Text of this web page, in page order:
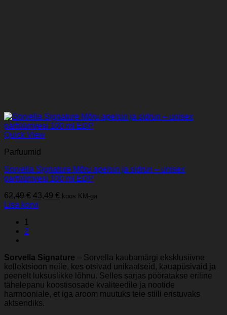
Quick View
Parfuumid
Sorvella Signature Mõru apelsin ja sidrun – unisex
parfüümvesi 100 ml EDP
62,49€ Algne
hind
43,49 € Praegune
koos KM-ga
Lisa korvi
1
2
Sorvella Signature – Sorvella kaubamärgi eksklusiivne
kollektsioon neile, kes otsivad unikaalseid, kauapüsivaid ja
peenelt luksuslikke lõhnu. Selles sarjas pööratakse eriline
tähelepanu koostisosade kvaliteedile ja nootide
harmooniale, et iga aroom muutuks teie stiili eristuvaks
aktsendiks.